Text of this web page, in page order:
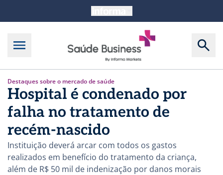
Destaques sobre o mercado de saúde
Hospital é condenado por
falha no tratamento de
recém-nascido
Instituição deverá arcar com todos os gastos
realizados em benefício do tratamento da criança,
além de R$ 50 mil de indenização por danos morais